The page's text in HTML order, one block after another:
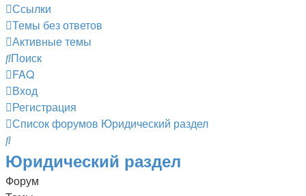
Ссылки
Темы без ответов
Активные темы
Поиск
FAQ
Вход
Регистрация
Список форумов Юридический раздел
Поиск
Юридический раздел
Форум